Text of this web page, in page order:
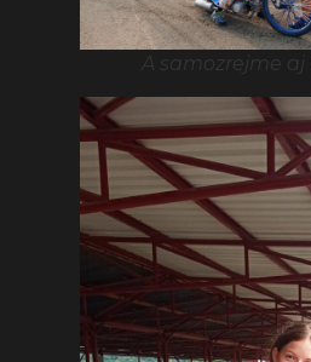
A samozrejme aj